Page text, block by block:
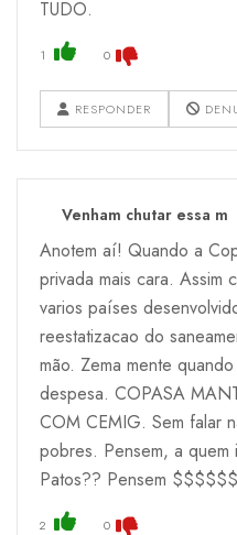
TUDO.
1 0
RESPONDER
Venham chutar essa m
Anotem aí! Quando a
privada mais cara. Assim
varios países
reestatizacao do
mão. Zema mente
despesa. COPASA
COM CEMIG. Sem falar
pobres. Pensem, a quem
Patos?? Pensem $$$$$$
2 0